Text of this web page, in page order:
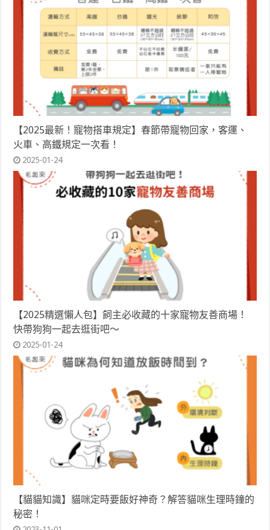
【2025最新！寵物搭車規定】春節帶寵物回家，客運、
火車、高鐵規定一次看！
2025-01-24
【2025精選懶人包】飼主必收藏的十家寵物友善商場！
快帶狗狗一起去逛街吧～
2025-01-24
【貓貓知識】貓咪定時要飯好神奇？解答貓咪生理時鐘的
秘密！